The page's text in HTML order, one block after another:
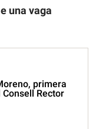
una vaga
primera
Rector